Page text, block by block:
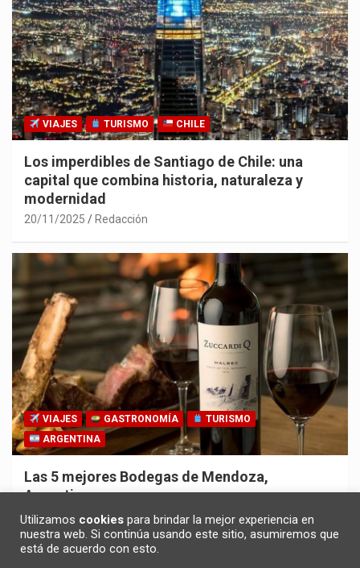
VIAJES TURISMO CHILE
Los imperdibles de Santiago de Chile: una
capital que combina historia, naturaleza y
modernidad
20/11/2025 Redacción
VIAJES GASTRONOMÍA
TURISMO
ARGENTINA
Las 5 mejores Bodegas de Mendoza,
Argentina
30/10/2025 Redacción
Utilizamos cookies para brindar la mejor experiencia en
nuestra web. Si continúa usando este sitio, asumiremos que
está de acuerdo con esto.